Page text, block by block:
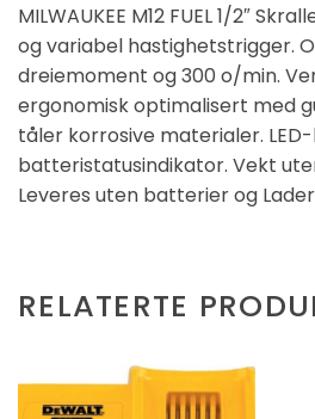
MILWAUKEE M12 FUEL 1/2″
og variabel hastighetstrigger.
dreiemoment og 300 o/min.
ergonomisk optimalisert med
tåler korrosive materialer.
batteristatusindikator. Vekt
Leveres uten batterier og
RELATERTE